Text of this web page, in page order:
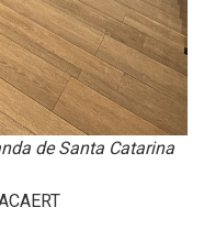
de Santa Catarina